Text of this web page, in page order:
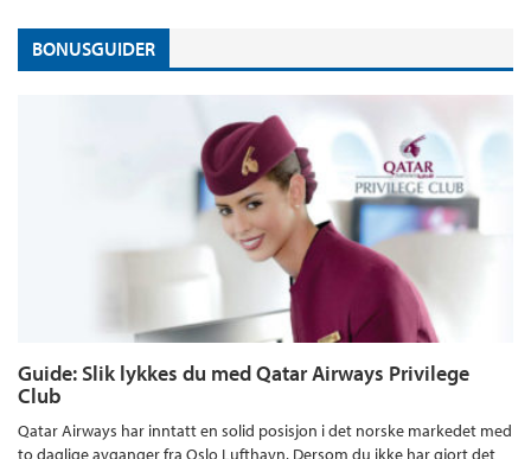
BONUSGUIDER
Guide: Slik lykkes du med Qatar Airways Privilege
Club
Qatar Airways har inntatt en solid posisjon i det norske markedet med
to daglige avganger fra Oslo Lufthavn. Dersom du ikke har gjort det